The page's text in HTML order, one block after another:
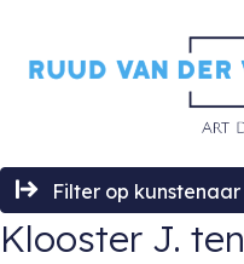
Filter op kunstenaar
Klooster J. ten